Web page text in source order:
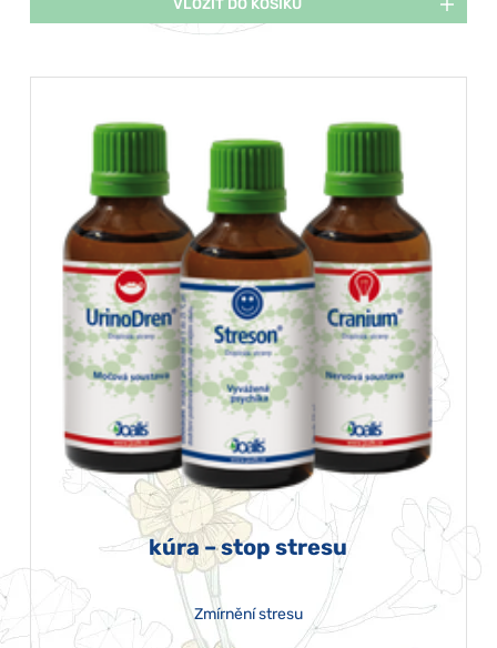
VLOŽIT DO KOŠÍKU
kúra – stop stresu
Zmírnění stresu